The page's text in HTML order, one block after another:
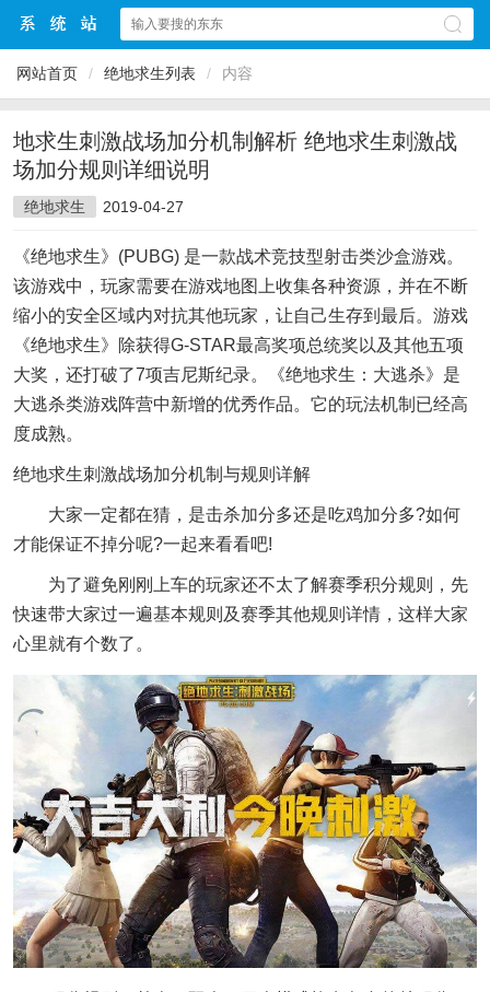
网站首页 / 绝地求生列表 / 内容
地求生刺激战场加分机制解析 绝地求生刺激战
场加分规则详细说明
绝地求生 2019-04-27
《绝地求生》(PUBG) 是一款战术竞技型射击类沙盒游戏。
该游戏中，玩家需要在游戏地图上收集各种资源，并在不断
缩小的安全区域内对抗其他玩家，让自己生存到最后。游戏
《绝地求生》除获得G-STAR最高奖项总统奖以及其他五项
大奖，还打破了7项吉尼斯纪录。《绝地求生：大逃杀》是
大逃杀类游戏阵营中新增的优秀作品。它的玩法机制已经高
度成熟。
绝地求生刺激战场加分机制与规则详解
大家一定都在猜，是击杀加分多还是吃鸡加分多?如何
才能保证不掉分呢?一起来看看吧!
为了避免刚刚上车的玩家还不太了解赛季积分规则，先
快速带大家过一遍基本规则及赛季其他规则详情，这样大家
心里就有个数了。